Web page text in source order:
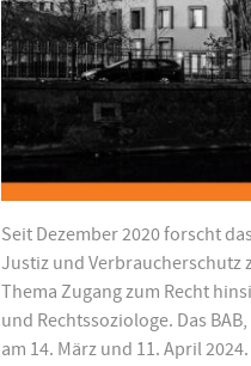
Seit Dezember 2020 forscht das
Justiz und Verbraucherschutz
Thema Zugang zum Recht
und Rechtssoziologe. Das
am 14. März und 11. April